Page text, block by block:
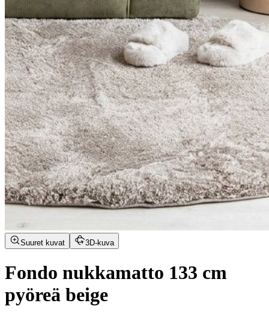
Suuret kuvat 3D-kuva
Fondo nukkamatto 133 cm
pyöreä beige